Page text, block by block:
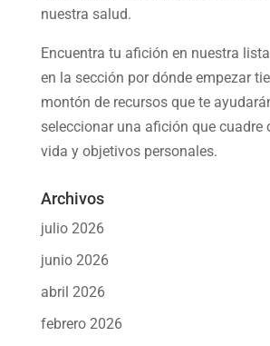
nuestra salud.
Encuentra tu afición en nuestra
en la sección por dónde empezar
montón de recursos que te
seleccionar una afición que cuadre
vida y objetivos personales.
Archivos
julio 2026
junio 2026
abril 2026
febrero 2026